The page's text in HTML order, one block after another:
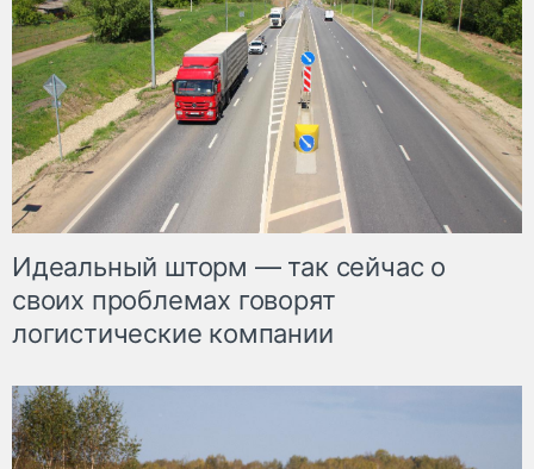
Идеальный шторм — так сейчас о
своих проблемах говорят
логистические компании